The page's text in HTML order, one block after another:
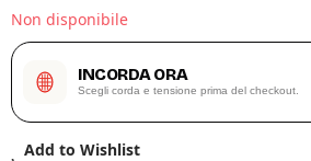
Non disponibile
INCORDA ORA
Scegli corda e tensione prima del checkout.
Add to Wishlist